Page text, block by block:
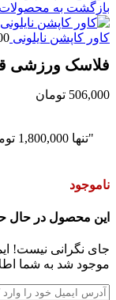
بازگشت به محصولات
کاور کاپشن نایلونی
فلاسک ورزشی
506,000 تومان
"تنها 1,800,000
ناموجود
این محصول در حال
جای نگرانی نیست!
موجود شد به شما